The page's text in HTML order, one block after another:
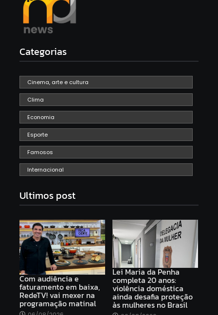
Categorias
Cinema, arte e cultura
Clima
Economia
Esporte
Famosos
Internacional
Ultimos post
Com audiência e
faturamento em baixa,
RedeTV! vai mexer na
programação matinal
Lei Maria da Penha
completa 20 anos:
violência doméstica
ainda desafia proteção
às mulheres no Brasil